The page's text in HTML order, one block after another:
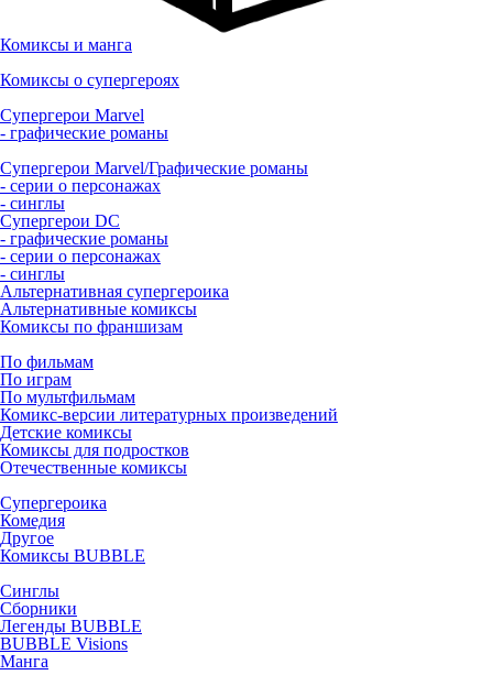
Комиксы и манга
Комиксы о супергероях
Супергерои Marvel
- графические романы
Супергерои Marvel/Графические романы
- серии о персонажах
- синглы
Супергерои DC
- графические романы
- серии о персонажах
- синглы
Альтернативная супергероика
Альтернативные комиксы
Комиксы по франшизам
По фильмам
По играм
По мультфильмам
Комикс-версии литературных произведений
Детские комиксы
Комиксы для подростков
Отечественные комиксы
Супергероика
Комедия
Другое
Комиксы BUBBLE
Синглы
Сборники
Легенды BUBBLE
BUBBLE Visions
Манга